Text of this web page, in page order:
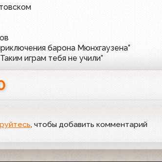
барона Мюнхгаузена”
играм тебя не учили”
, чтобы добавить комментарий